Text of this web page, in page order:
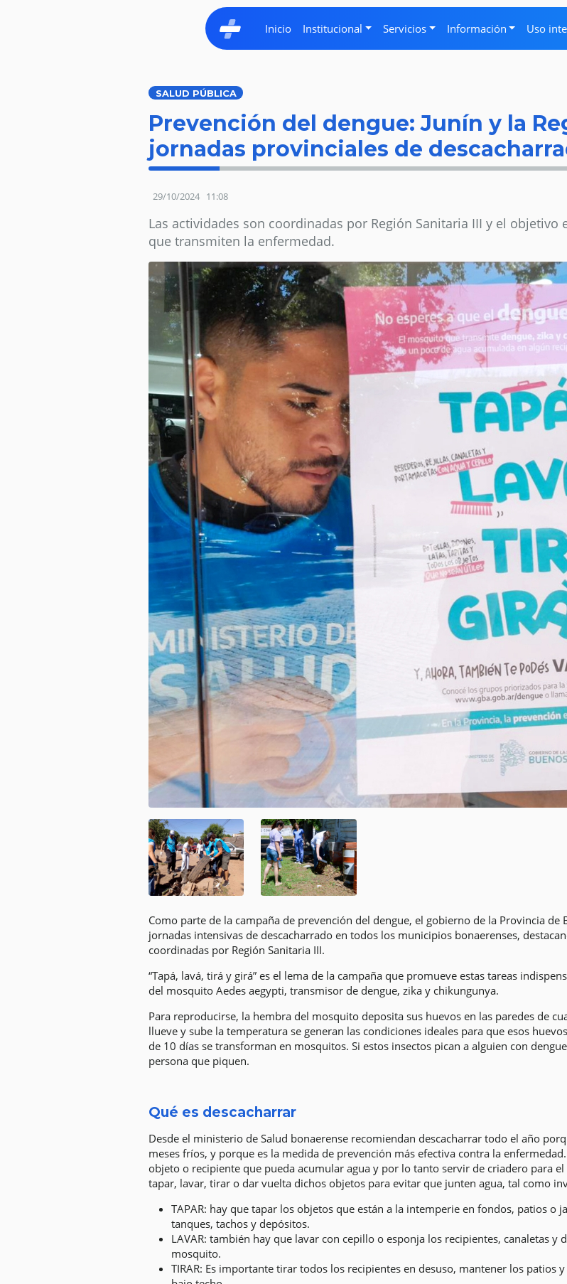
Inicio Institucional Servicios Información Uso
SALUD PÚBLICA
Prevención del dengue: Junín y la
jornadas provinciales de
29/10/2024 11:08
Las actividades son coordinadas por Región Sanitaria III y el
que transmiten la enfermedad.
Como parte de la campaña de prevención del dengue, el gobierno de la Provincia
jornadas intensivas de descacharrado en todos los municipios bonaerenses,
coordinadas por Región Sanitaria III.
“Tapá, lavá, tirá y girá” es el lema de la campaña que promueve estas tareas
del mosquito Aedes aegypti, transmisor de dengue, zika y chikungunya.
Para reproducirse, la hembra del mosquito deposita sus huevos en las paredes de
llueve y sube la temperatura se generan las condiciones ideales para que esos
de 10 días se transforman en mosquitos. Si estos insectos pican a alguien con
persona que piquen.
Qué es descacharrar
Desde el ministerio de Salud bonaerense recomiendan descacharrar todo el año
meses fríos, y porque es la medida de prevención más efectiva contra la
objeto o recipiente que pueda acumular agua y por lo tanto servir de criadero para el
tapar, lavar, tirar o dar vuelta dichos objetos para evitar que junten agua, tal como
TAPAR: hay que tapar los objetos que están a la intemperie en fondos, patios o
tanques, tachos y depósitos.
LAVAR: también hay que lavar con cepillo o esponja los recipientes, canaletas y
mosquito.
TIRAR: Es importante tirar todos los recipientes en desuso, mantener los patios